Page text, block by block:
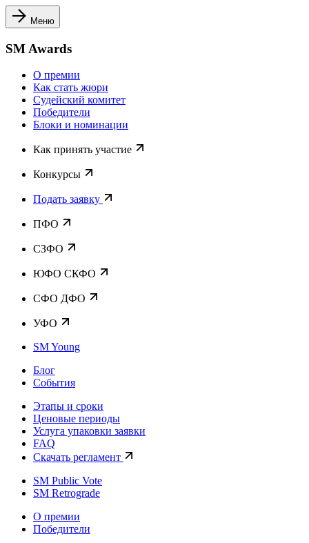
Меню
SM Awards
О премии
Как стать жюри
Судейский комитет
Победители
Блоки и номинации
Как принять участие
Конкурсы
Подать заявку
ПФО
СЗФО
ЮФО СКФО
CФО ДФО
УФО
SM Young
Блог
События
Этапы и сроки
Ценовые периоды
Услуга упаковки заявки
FAQ
Скачать регламент
SM Public Vote
SM Retrograde
О премии
Победители